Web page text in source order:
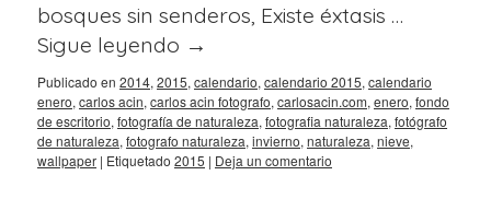
bosques sin senderos, Existe éxtasis …
Sigue leyendo →
Publicado en 2014, 2015, calendario, calendario 2015, calendario
enero, carlos acin, carlos acin fotografo, carlosacin.com, enero, fondo
de escritorio, fotografía de naturaleza, fotografia naturaleza, fotógrafo
de naturaleza, fotografo naturaleza, invierno, naturaleza, nieve,
wallpaper | Etiquetado 2015 | Deja un comentario